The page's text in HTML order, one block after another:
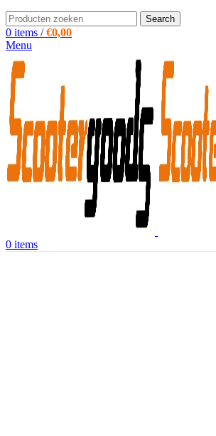
Search
0 items / €0,00
Menu
0 items